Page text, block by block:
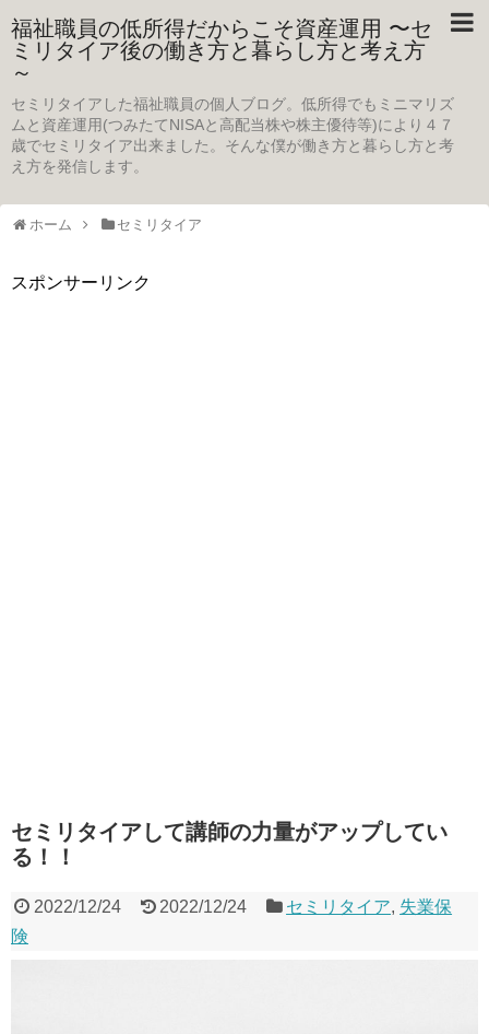
福祉職員の低所得だからこそ資産運用 〜セ
ミリタイア後の働き方と暮らし方と考え方
～
セミリタイアした福祉職員の個人ブログ。低所得でもミニマリズ
ムと資産運用(つみたてNISAと高配当株や株主優待等)により４７
歳でセミリタイア出来ました。そんな僕が働き方と暮らし方と考
え方を発信します。
ホーム セミリタイア
スポンサーリンク
セミリタイアして講師の力量がアップしてい
る！！
2022/12/24 2022/12/24 セミリタイア, 失業保
険